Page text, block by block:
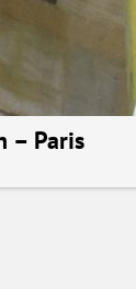
– Paris